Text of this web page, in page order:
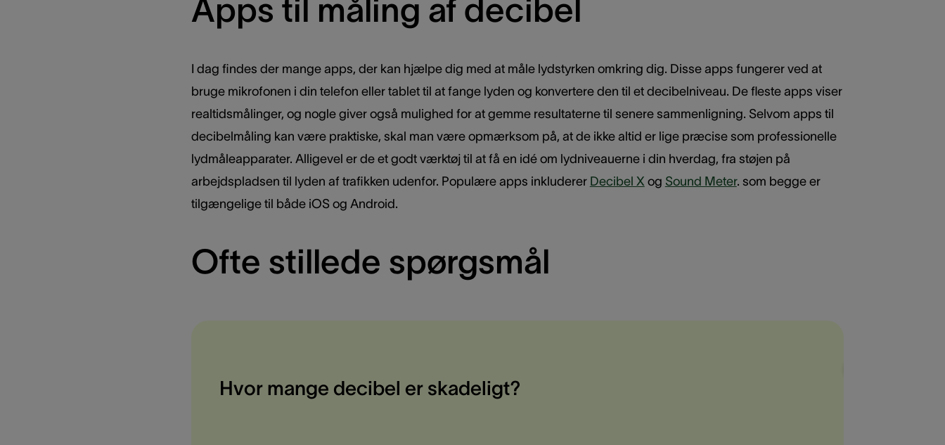
Apps til måling af decibel
I dag findes der mange apps, der kan hjælpe dig med at måle lydstyrken omkring dig. Disse apps fungerer ved at
bruge mikrofonen i din telefon eller tablet til at fange lyden og konvertere den til et decibelniveau. De fleste apps viser
realtidsmålinger, og nogle giver også mulighed for at gemme resultaterne til senere sammenligning. Selvom apps til
decibelmåling kan være praktiske, skal man være opmærksom på, at de ikke altid er lige præcise som professionelle
lydmåleapparater. Alligevel er de et godt værktøj til at få en idé om lydniveauerne i din hverdag, fra støjen på
arbejdspladsen til lyden af trafikken udenfor. Populære apps inkluderer Decibel X og Sound Meter. som begge er
tilgængelige til både iOS og Android.
Ofte stillede spørgsmål
Hvor mange decibel er skadeligt?